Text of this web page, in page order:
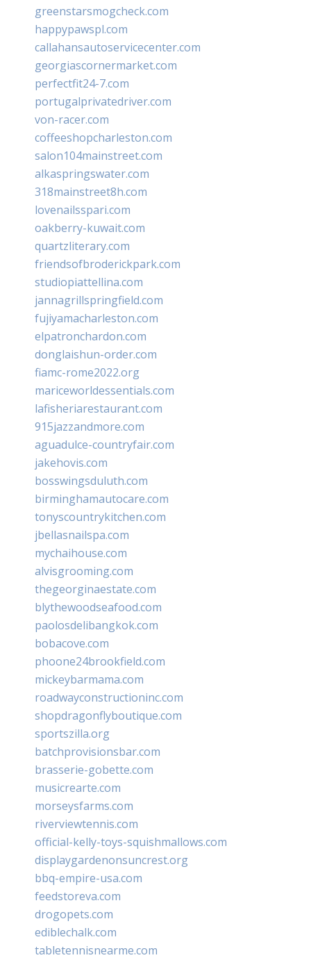
greenstarsmogcheck.com
happypawspl.com
callahansautoservicecenter.com
georgiascornermarket.com
perfectfit24-7.com
portugalprivatedriver.com
von-racer.com
coffeeshopcharleston.com
salon104mainstreet.com
alkaspringswater.com
318mainstreet8h.com
lovenailsspari.com
oakberry-kuwait.com
quartzliterary.com
friendsofbroderickpark.com
studiopiattellina.com
jannagrillspringfield.com
fujiyamacharleston.com
elpatronchardon.com
donglaishun-order.com
fiamc-rome2022.org
mariceworldessentials.com
lafisheriarestaurant.com
915jazzandmore.com
aguadulce-countryfair.com
jakehovis.com
bosswingsduluth.com
birminghamautocare.com
tonyscountrykitchen.com
jbellasnailspa.com
mychaihouse.com
alvisgrooming.com
thegeorginaestate.com
blythewoodseafood.com
paolosdelibangkok.com
bobacove.com
phoone24brookfield.com
mickeybarmama.com
roadwayconstructioninc.com
shopdragonflyboutique.com
sportszilla.org
batchprovisionsbar.com
brasserie-gobette.com
musicrearte.com
morseysfarms.com
riverviewtennis.com
official-kelly-toys-squishmallows.com
displaygardenonsuncrest.org
bbq-empire-usa.com
feedstoreva.com
drogopets.com
ediblechalk.com
tabletennisnearme.com